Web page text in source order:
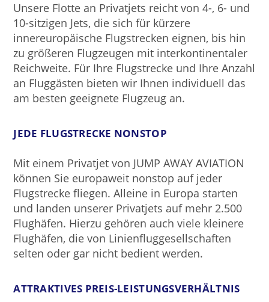
Unsere Flotte an Privatjets reicht von 4-, 6- und
10-sitzigen Jets, die sich für kürzere
innereuropäische Flugstrecken eignen, bis hin
zu größeren Flugzeugen mit interkontinentaler
Reichweite. Für Ihre Flugstrecke und Ihre Anzahl
an Fluggästen bieten wir Ihnen individuell das
am besten geeignete Flugzeug an.
JEDE FLUGSTRECKE NONSTOP
Mit einem Privatjet von JUMP AWAY AVIATION
können Sie europaweit nonstop auf jeder
Flugstrecke fliegen. Alleine in Europa starten
und landen unserer Privatjets auf mehr 2.500
Flughäfen. Hierzu gehören auch viele kleinere
Flughäfen, die von Linienfluggesellschaften
selten oder gar nicht bedient werden.
ATTRAKTIVES PREIS-LEISTUNGSVERHÄLTNIS